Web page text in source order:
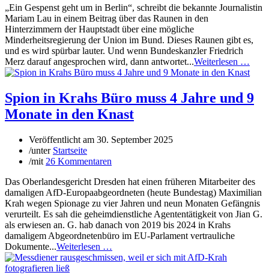
„Ein Gespenst geht um in Berlin“, schreibt die bekannte Journalistin
Mariam Lau in einem Beitrag über das Raunen in den
Hinterzimmern der Hauptstadt über eine mögliche
Minderheitsregierung der Union im Bund. Dieses Raunen gibt es,
und es wird spürbar lauter. Und wenn Bundeskanzler Friedrich
Merz darauf angesprochen wird, dann antwortet...Weiterlesen …
Spion in Krahs Büro muss 4 Jahre und 9
Monate in den Knast
Veröffentlicht am 30. September 2025
/unter Startseite
/mit 26 Kommentaren
Das Oberlandesgericht Dresden hat einen früheren Mitarbeiter des
damaligen AfD-Europaabgeordneten (heute Bundestag) Maximilian
Krah wegen Spionage zu vier Jahren und neun Monaten Gefängnis
verurteilt. Es sah die geheimdienstliche Agententätigkeit von Jian G.
als erwiesen an. G. hab danach von 2019 bis 2024 in Krahs
damaligem Abgeordnetenbüro im EU-Parlament vertrauliche
Dokumente...Weiterlesen …